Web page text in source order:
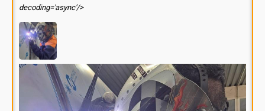
decoding='async'/>